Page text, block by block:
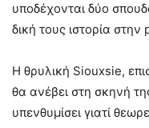
υποδέχονται δύο
δική τους ιστορία
Η θρυλική Siouxsie,
θα ανέβει στη σκηνή
υπενθυμίσει γιατί